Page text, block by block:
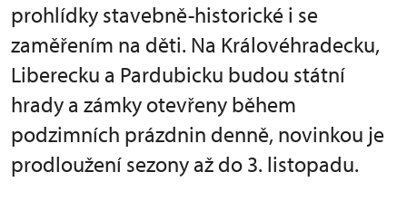
prohlídky stavebně-historické i se
zaměřením na děti. Na Královéhradecku,
Liberecku a Pardubicku budou státní
hrady a zámky otevřeny během
podzimních prázdnin denně, novinkou je
prodloužení sezony až do 3. listopadu.